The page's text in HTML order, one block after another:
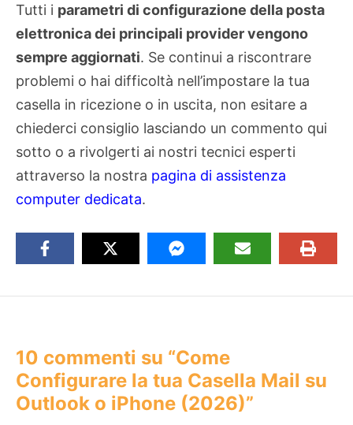
Tutti i parametri di configurazione della posta
elettronica dei principali provider vengono
sempre aggiornati. Se continui a riscontrare
problemi o hai difficoltà nell’impostare la tua
casella in ricezione o in uscita, non esitare a
chiederci consiglio lasciando un commento qui
sotto o a rivolgerti ai nostri tecnici esperti
attraverso la nostra pagina di assistenza
computer dedicata.
10 commenti su “Come
Configurare la tua Casella Mail su
Outlook o iPhone (2026)”